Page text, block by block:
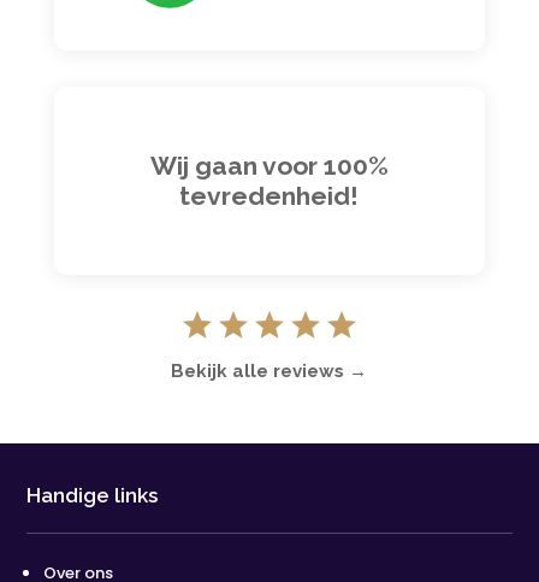
Wij gaan voor 100%
tevredenheid!
Bekijk alle reviews →
Handige links
Over ons